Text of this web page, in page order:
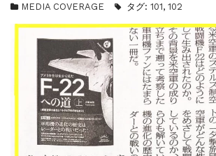
『〈決定版〉ソ連・ロシア 戦車王国の系譜...
重版情報
2021.2.3
『米軍提督と太平洋戦争』（谷光太郎）五刷...
重版情報
2020.12.18
『「砲兵」から見た世界大戦』（古峰文三）...
重版情報
2020.12.18
『日本陸海軍はなぜロジスティクスを軽視し...
重版情報
2020.12.18
『F-2超入門』（関 賢太郎）三刷...
MEDIA COVERAGE
タグ: 101, 102